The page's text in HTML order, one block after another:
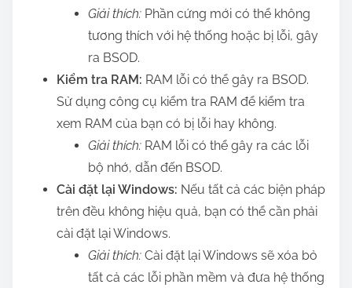
Giải thích: Phần cứng mới có thể không
tương thích với hệ thống hoặc bị lỗi, gây
ra BSOD.
Kiểm tra RAM: RAM lỗi có thể gây ra BSOD.
Sử dụng công cụ kiểm tra RAM để kiểm tra
xem RAM của bạn có bị lỗi hay không.
Giải thích: RAM lỗi có thể gây ra các lỗi
bộ nhớ, dẫn đến BSOD.
Cài đặt lại Windows: Nếu tất cả các biện pháp
trên đều không hiệu quả, bạn có thể cần phải
cài đặt lại Windows.
Giải thích: Cài đặt lại Windows sẽ xóa bỏ
tất cả các lỗi phần mềm và đưa hệ thống